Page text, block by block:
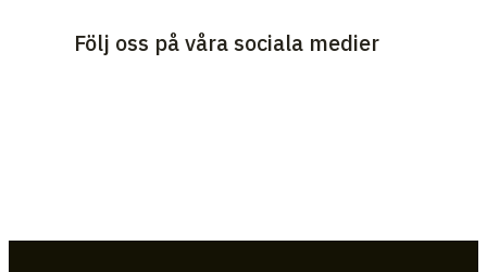
Följ oss på våra sociala medier